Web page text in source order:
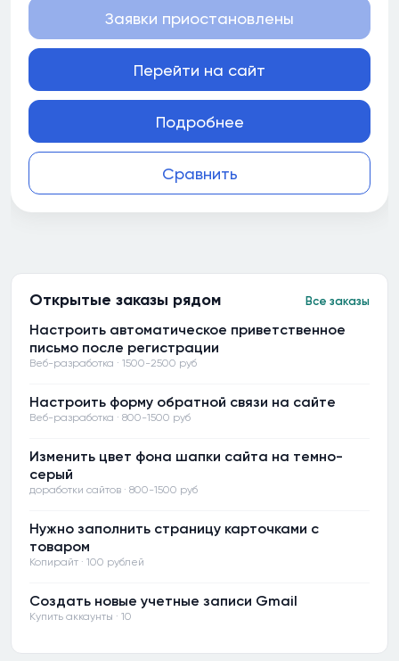
Сравнить
Заявки приостановлены
Перейти на сайт
Подробнее
Открытые заказы рядом Все заказы
Настроить автоматическое приветственное
письмо после регистрации
Веб-разработка · 1500-2500 руб
Настроить форму обратной связи на сайте
Веб-разработка · 800-1500 руб
Изменить цвет фона шапки сайта на темно-
серый
доработки сайтов · 800-1500 руб
Нужно заполнить страницу карточками с
товаром
Копирайт · 100 рублей
Создать новые учетные записи Gmail
Купить аккаунты · 10